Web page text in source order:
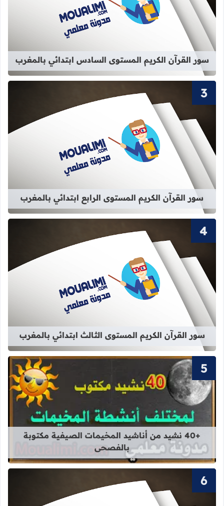
قراءة المزيد عن سور القرآن
سور القرآن الكريم المستوى السادس ابتدائي بالمغرب
قراءة المزيد عن سور القرآن الكريم
سور القرآن الكريم المستوى الرابع ابتدائي بالمغرب
قراءة المزيد عن سور القرآن الكريم
سور القرآن الكريم المستوى الثالث ابتدائي بالمغرب
قراءة المزيد عن +40 نشيد من أناشيد المخيمات الصيفية مكتوبة بالفصحى
+40 نشيد من أناشيد المخيمات الصيفية مكتوبة
بالفصحى